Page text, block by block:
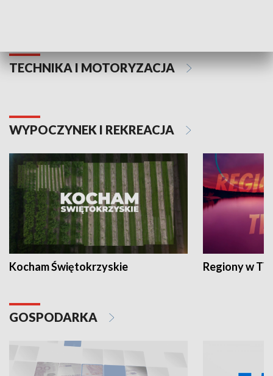
TECHNIKA I MOTORYZACJA
WYPOCZYNEK I REKREACJA
Kocham Świętokrzyskie Regiony w
GOSPODARKA